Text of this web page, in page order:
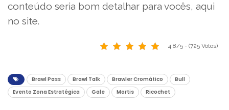
conteúdo seria bom detalhar para vocês, aqui
no site.
4.8/5 - (725 Votos)
Brawl Pass Brawl Talk Brawler Cromático
Bull
Evento Zona Estratégica
Gale Mortis Ricochet